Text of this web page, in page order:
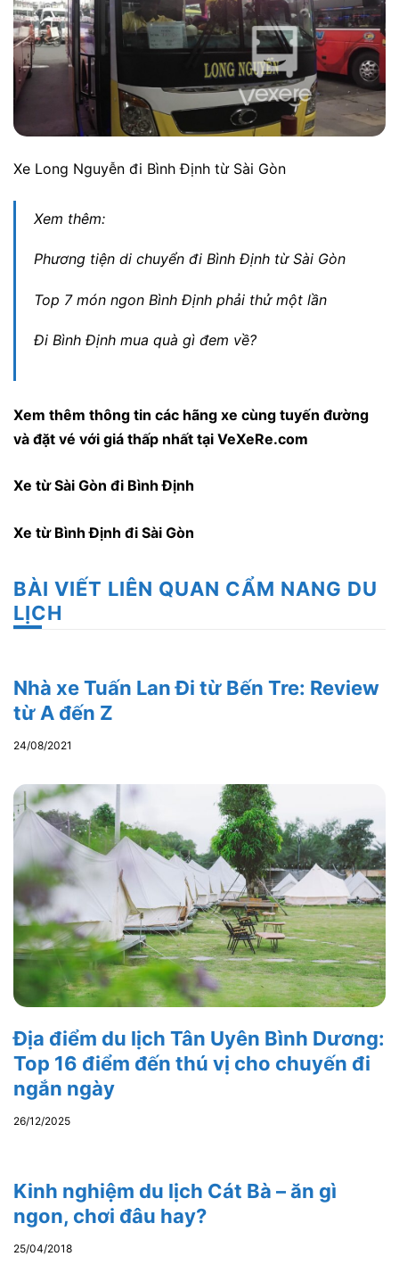
Xe Long Nguyễn đi Bình Định từ Sài Gòn
Xem thêm:
Phương tiện di chuyển đi Bình Định từ Sài Gòn
Top 7 món ngon Bình Định phải thử một lần
Đi Bình Định mua quà gì đem về?
Xem thêm thông tin các hãng xe cùng tuyến đường
và đặt vé với giá thấp nhất tại VeXeRe.com
Xe từ Sài Gòn đi Bình Định
Xe từ Bình Định đi Sài Gòn
BÀI VIẾT LIÊN QUAN CẨM NANG DU
LỊCH
Nhà xe Tuấn Lan Đi từ Bến Tre: Review
từ A đến Z
24/08/2021
Địa điểm du lịch Tân Uyên Bình Dương:
Top 16 điểm đến thú vị cho chuyến đi
ngắn ngày
26/12/2025
Kinh nghiệm du lịch Cát Bà – ăn gì
ngon, chơi đâu hay?
25/04/2018